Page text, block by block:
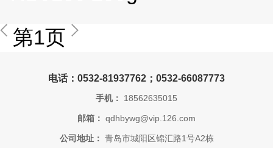
第1页
电话：0532-81937762；0532-66087773
手机： 18562635015
邮箱： qdhbywg@vip.126.com
公司地址： 青岛市城阳区锦汇路1号A2栋